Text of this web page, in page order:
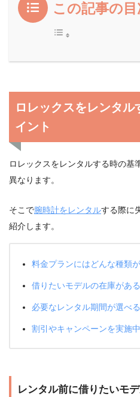
この記事の目
ロレックスをレンタ
イント
ロレックスをレンタルする時の基
異なります。
そこで腕時計をレンタルする際に
紹介します。
料金プランにはどんな種類
借りたいモデルの在庫があ
必要なレンタル期間が選べ
割引やキャンペーンを実施
レンタル前に借りたいモ